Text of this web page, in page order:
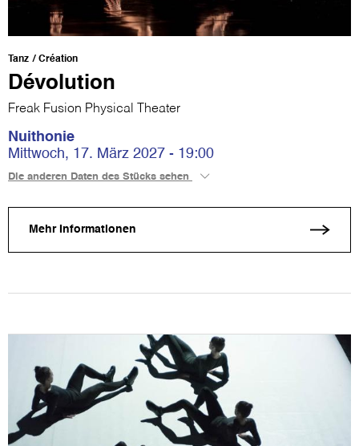
Tanz Création
Dévolution
Freak Fusion Physical Theater
Nuithonie
Mittwoch, 17. März 2027 - 19:00
Die anderen Daten des Stücks sehen
Mehr Informationen